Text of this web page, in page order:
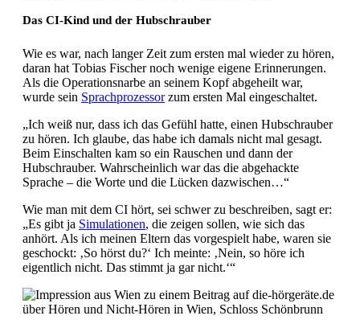
Das CI-Kind und der Hubschrauber
Wie es war, nach langer Zeit zum ersten mal wieder zu hören,
daran hat Tobias Fischer noch wenige eigene Erinnerungen.
Als die Operationsnarbe an seinem Kopf abgeheilt war,
wurde sein Sprachprozessorzum ersten Mal eingeschaltet.
„Ich weiß nur, dass ich das Gefühl hatte, einen Hubschrauber
zu hören. Ich glaube, das habe ich damals nicht mal gesagt.
Beim Einschalten kam so ein Rauschen und dann der
Hubschrauber. Wahrscheinlich war das die abgehackte
Sprache – die Worte und die Lücken dazwischen…“
Wie man mit dem CI hört, sei schwer zu beschreiben, sagt er:
„Es gibt ja Simulationen, die zeigen sollen, wie sich das
anhört. Als ich meinen Eltern das vorgespielt habe, waren sie
geschockt: ‚So hörst du?‘ Ich meinte: ‚Nein, so höre ich
eigentlich nicht. Das stimmt ja gar nicht.‘“